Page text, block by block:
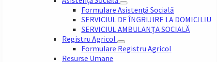
Formulare Asistență Socială
SERVICIUL DE ÎNGRIJIRE LA DOMICILIU
SERVICIUL AMBULANȚA SOCIALĂ
Registru Agricol
Formulare Registru Agricol
Resurse Umane